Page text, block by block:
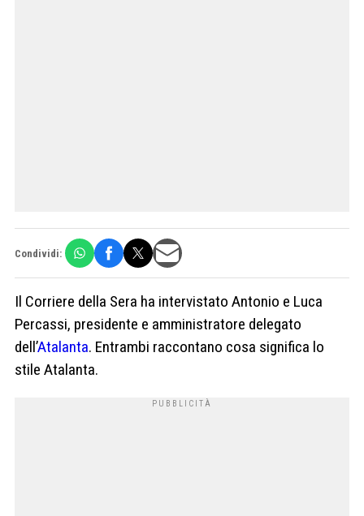
Condividi:
Il Corriere della Sera ha intervistato Antonio e Luca
Percassi, presidente e amministratore delegato
dell’Atalanta. Entrambi raccontano cosa significa lo
stile Atalanta.